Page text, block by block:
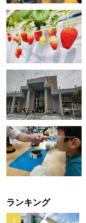
ランキング